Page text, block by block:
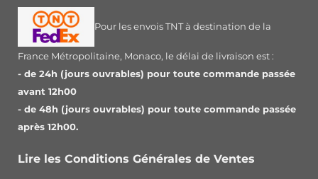
Pour les envois TNT à destination de la
France Métropolitaine, Monaco, le délai de livraison est :
- de 24h (jours ouvrables) pour toute commande passée
avant 12h00
- de 48h (jours ouvrables) pour toute commande passée
après 12h00.
Lire les Conditions Générales de Ventes